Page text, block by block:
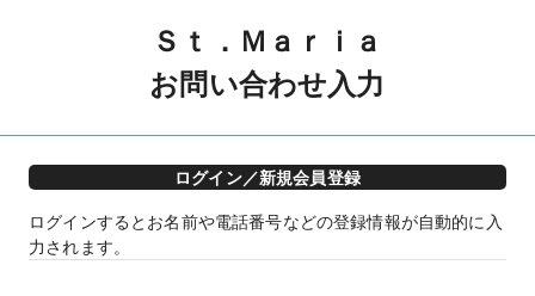
Ｓｔ．Ｍａｒｉａ
お問い合わせ入力
ログイン／新規会員登録
ログインするとお名前や電話番号などの登録情報が自動的に入
力されます。